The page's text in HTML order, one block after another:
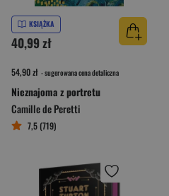
KSIĄŻKA
40,99 zł
54,90 zł - sugerowana cena detaliczna
Nieznajoma z portretu
Camille de Peretti
7,5 (719)